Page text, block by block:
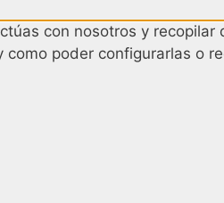
con nosotros y recopilar
poder configurarlas o